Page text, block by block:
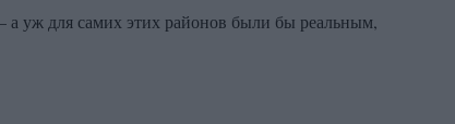
а уж для самих этих районов были бы реальным,